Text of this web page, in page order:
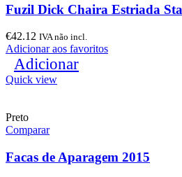
Fuzil Dick Chaira Estriada
€42.12 IVA não incl.
Adicionar aos favoritos
Adicionar
Quick view
Preto
Comparar
Facas de Aparagem 2015